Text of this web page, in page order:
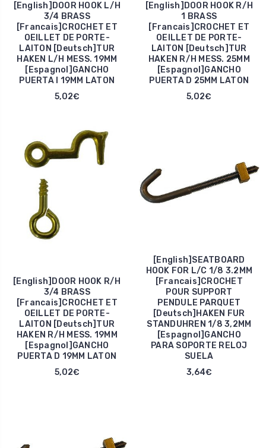
[English]DOOR HOOK L/H
3/4 BRASS
[Francais]CROCHET ET
OEILLET DE PORTE-
LAITON [Deutsch]TUR
HAKEN L/H MESS. 19MM
[Espagnol]GANCHO
PUERTA I 19MM LATON
5,02€
[English]DOOR HOOK R/H
1 BRASS
[Francais]CROCHET ET
OEILLET DE PORTE-
LAITON [Deutsch]TUR
HAKEN R/H MESS. 25MM
[Espagnol]GANCHO
PUERTA D 25MM LATON
5,02€
[English]DOOR HOOK R/H
3/4 BRASS
[Francais]CROCHET ET
OEILLET DE PORTE-
LAITON [Deutsch]TUR
HAKEN R/H MESS. 19MM
[Espagnol]GANCHO
PUERTA D 19MM LATON
5,02€
[English]SEATBOARD
HOOK FOR L/C 1/8 3.2MM
[Francais]CROCHET
POUR SUPPORT
PENDULE PARQUET
[Deutsch]HAKEN FUR
STANDUHREN 1/8 3,2MM
[Espagnol]GANCHO
PARA SOPORTE RELOJ
SUELA
3,64€